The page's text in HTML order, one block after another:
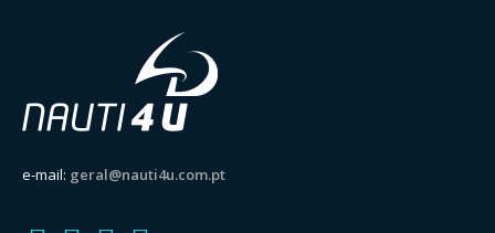
e-mail: geral@nauti4u.com.pt